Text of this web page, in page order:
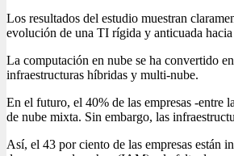
Los resultados del estudio muestran
evolución de una TI rígida y anticuada
La computación en nube se ha convertido
infraestructuras híbridas y multi-nube.
En el futuro, el 40% de las empresas -entre
de nube mixta. Sin embargo, las
Así, el 43 por ciento de las empresas están